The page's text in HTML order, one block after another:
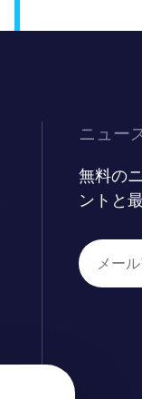
ニュー
無料の
ントと